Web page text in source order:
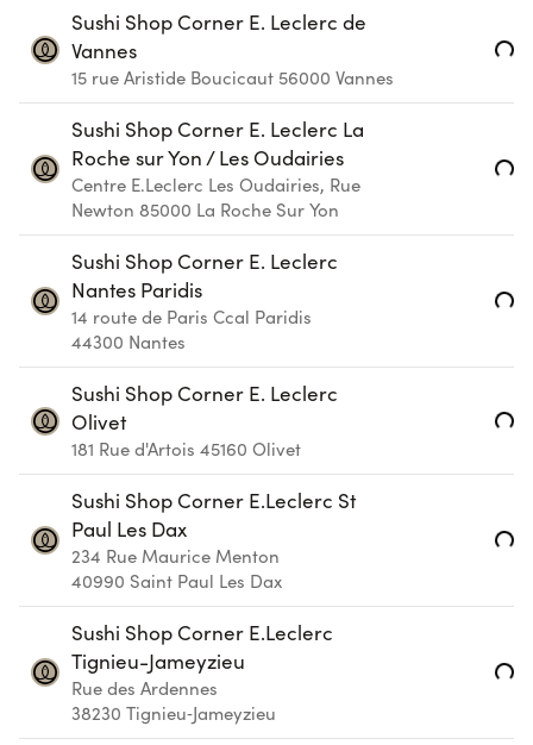
Sushi Shop Corner E. Leclerc de
Vannes
15 rue Aristide Boucicaut 56000 Vannes Loading...
Sushi Shop Corner E. Leclerc La
Roche sur Yon / Les Oudairies
Centre E.Leclerc Les Oudairies, Rue
Newton 85000 La Roche Sur Yon
Loading...
Sushi Shop Corner E. Leclerc
Nantes Paridis
14 route de Paris Ccal Paridis
44300 Nantes
Loading...
Sushi Shop Corner E. Leclerc
Olivet
181 Rue d'Artois 45160 Olivet Loading...
Sushi Shop Corner E.Leclerc St
Paul Les Dax
234 Rue Maurice Menton
40990 Saint Paul Les Dax
Loading...
Sushi Shop Corner E.Leclerc
Tignieu-Jameyzieu
Rue des Ardennes
38230 Tignieu‑Jameyzieu
Loading...